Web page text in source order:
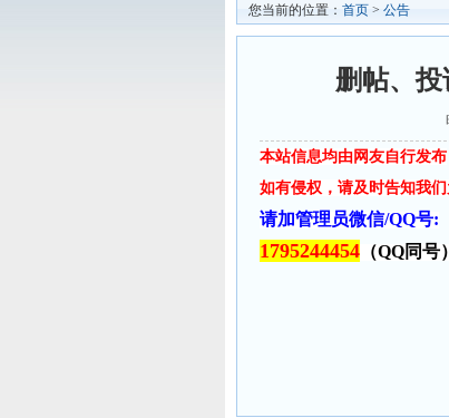
您当前的位置： 首页 > 公告
删帖、
本站信息均由网友自行发布
如有侵权，请及时告知我
请加管理员微信/QQ号:
1795244454 （QQ同号）